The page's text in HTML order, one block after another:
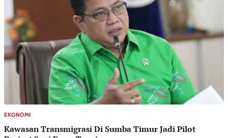
EKONOMI
Kawasan Transmigrasi Di Sumba Timur Jadi Pilot